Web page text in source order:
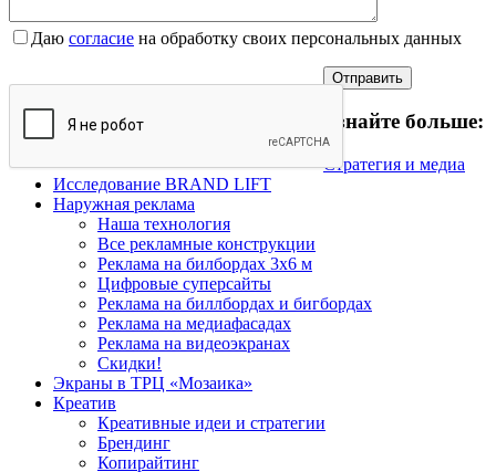
Даю согласие на обработку своих персональных данных
Узнайте больше:
Стратегия и медиа
Исследование BRAND LIFT
Наружная реклама
Наша технология
Все рекламные конструкции
Реклама на билбордах 3х6 м
Цифровые суперсайты
Реклама на биллбордах и бигбордах
Реклама на медиафасадах
Реклама на видеоэкранах
Скидки!
Экраны в ТРЦ «Мозаика»
Креатив
Креативные идеи и стратегии
Брендинг
Копирайтинг